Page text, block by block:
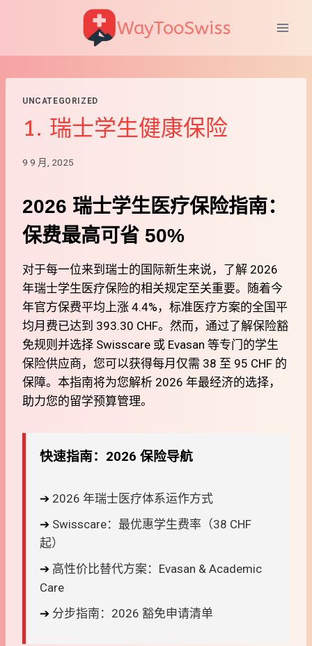
WayTooSwiss
UNCATEGORIZED
1. 瑞士学生健康保险
9 9 月, 2025
2026 瑞士学生医疗保险指南：
保费最高可省 50%
对于每一位来到瑞士的国际新生来说，了解 2026
年瑞士学生医疗保险的相关规定至关重要。随着今
年官方保费平均上涨 4.4%，标准医疗方案的全国平
均月费已达到 393.30 CHF。然而，通过了解保险豁
免规则并选择 Swisscare 或 Evasan 等专门的学生
保险供应商，您可以获得每月仅需 38 至 95 CHF 的
保障。本指南将为您解析 2026 年最经济的选择，
助力您的留学预算管理。
快速指南：2026 保险导航
➔ 2026 年瑞士医疗体系运作方式
➔ Swisscare：最优惠学生费率（38 CHF
起）
➔ 高性价比替代方案：Evasan & Academic
Care
➔ 分步指南：2026 豁免申请清单